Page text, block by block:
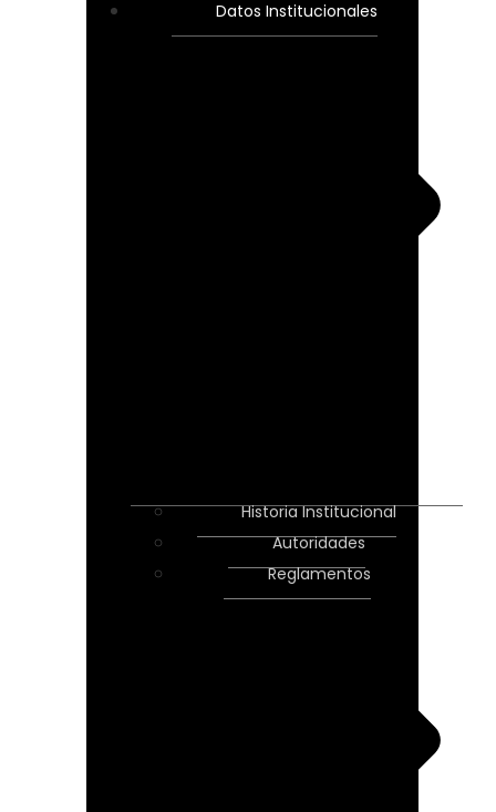
Datos Institucionales
Historia Institucional
Autoridades
Reglamentos